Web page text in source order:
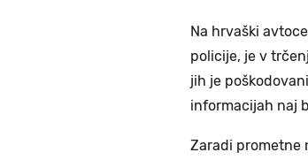
Na hrvaški
policije, je v
jih je
informacijah naj
Zaradi prometne